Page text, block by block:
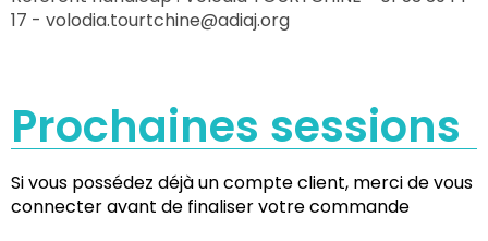
17 - volodia.tourtchine@adiaj.org
Prochaines sessions
Si vous possédez déjà un compte client, merci de vous
connecter avant de finaliser votre commande